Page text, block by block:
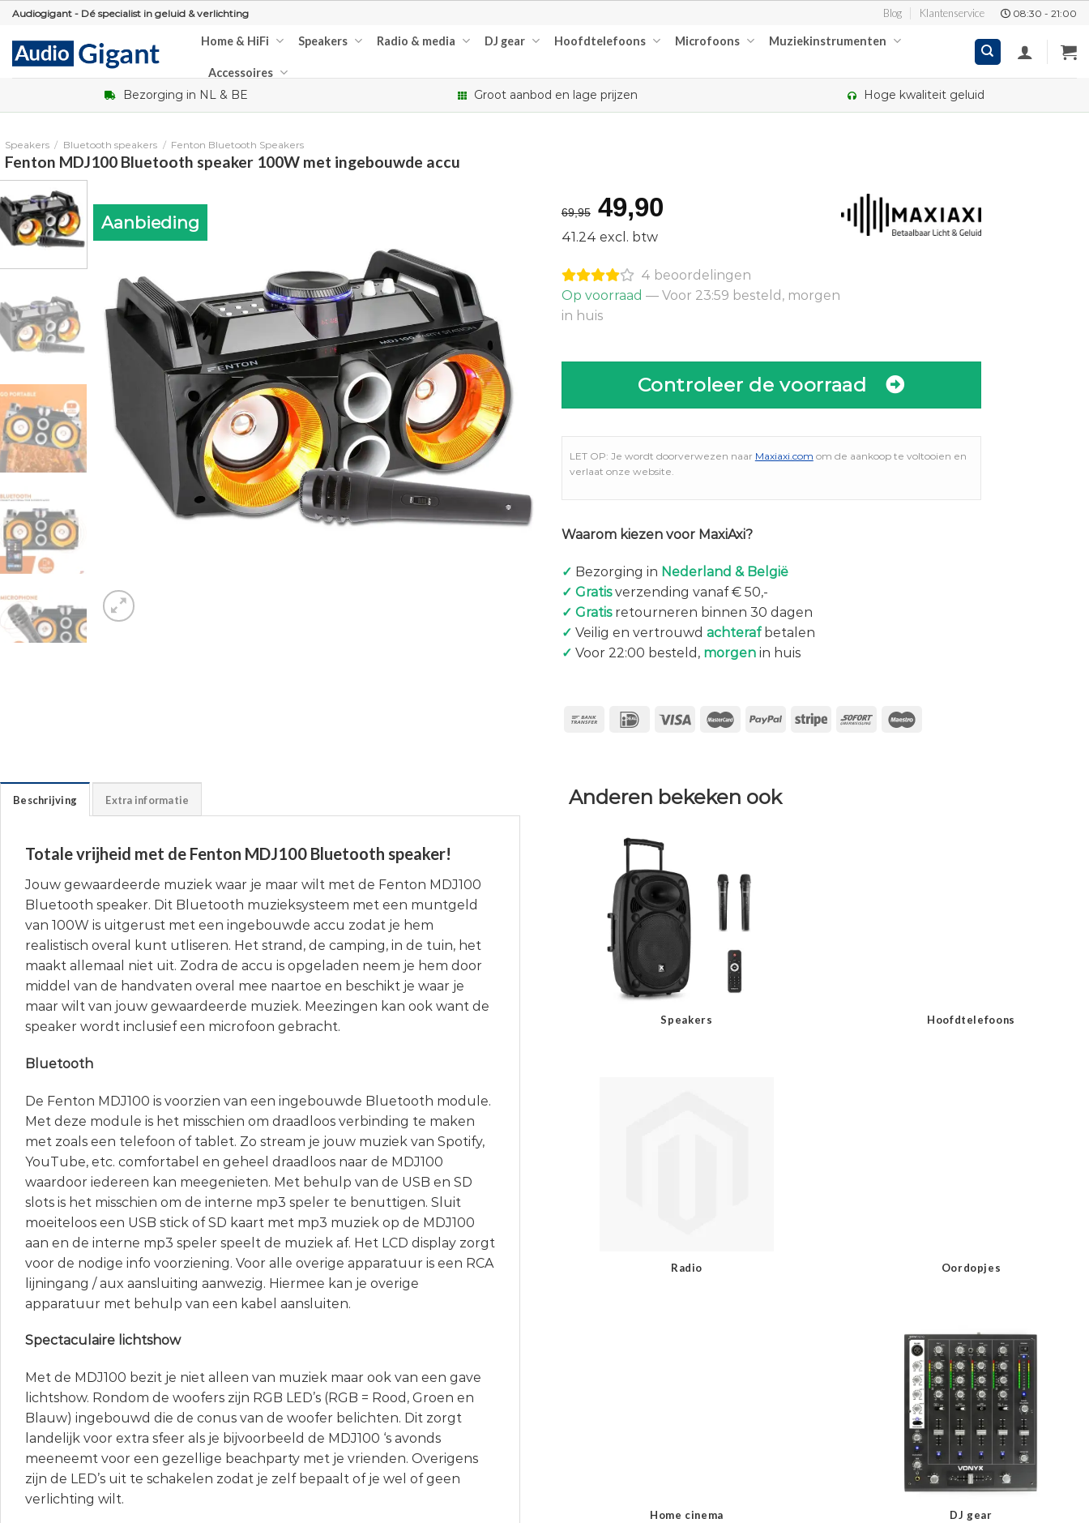
Skip
content
Audiogigant - Dé specialist in geluid & verlichting Blog Klantenservice 08:30 - 21:00
Home & HiFi Speakers Radio & media DJ gear Hoofdtelefoons Microfoons Muziekinstrumenten
Accessoires
Bezorging in NL & BE Groot aanbod en lage prijzen Hoge kwaliteit geluid
Speakers / Bluetooth speakers / Fenton Bluetooth Speakers
Fenton MDJ100 Bluetooth speaker 100W met ingebouwde accu
Aanbieding 69,95 Oorspronkelijke
prijs
was:
€69,95.
49,90Huidige
€49,90.
41.24 excl. btw
4 beoordelingen
Op voorraad — Voor 23:59 besteld, morgen
in huis
Controleer de voorraad
LET OP: Je wordt doorverwezen naar Maxiaxi.com om de aankoop te voltooien en
verlaat onze website.
Waarom kiezen voor MaxiAxi?
✓ Bezorging in Nederland & België
✓ Gratisverzending vanaf € 50,-
✓ Gratisretourneren binnen 30 dagen
✓ Veilig en vertrouwd achterafbetalen
✓ Voor 22:00 besteld, morgenin huis
Beschrijving Extra informatie
Totale vrijheid met de Fenton MDJ100 Bluetooth speaker!
Jouw gewaardeerde muziek waar je maar wilt met de Fenton MDJ100
Bluetooth speaker. Dit Bluetooth muzieksysteem met een muntgeld
van 100W is uitgerust met een ingebouwde accu zodat je hem
realistisch overal kunt utliseren. Het strand, de camping, in de tuin, het
maakt allemaal niet uit. Zodra de accu is opgeladen neem je hem door
middel van de handvaten overal mee naartoe en beschikt je waar je
maar wilt van jouw gewaardeerde muziek. Meezingen kan ook want de
speaker wordt inclusief een microfoon gebracht.
Bluetooth
De Fenton MDJ100 is voorzien van een ingebouwde Bluetooth module.
Met deze module is het misschien om draadloos verbinding te maken
met zoals een telefoon of tablet. Zo stream je jouw muziek van Spotify,
YouTube, etc. comfortabel en geheel draadloos naar de MDJ100
waardoor iedereen kan meegenieten. Met behulp van de USB en SD
slots is het misschien om de interne mp3 speler te benuttigen. Sluit
moeiteloos een USB stick of SD kaart met mp3 muziek op de MDJ100
aan en de interne mp3 speler speelt de muziek af. Het LCD display zorgt
voor de nodige info voorziening. Voor alle overige apparatuur is een RCA
lijningang / aux aansluiting aanwezig. Hiermee kan je overige
apparatuur met behulp van een kabel aansluiten.
Spectaculaire lichtshow
Met de MDJ100 bezit je niet alleen van muziek maar ook van een gave
lichtshow. Rondom de woofers zijn RGB LED’s (RGB = Rood, Groen en
Blauw) ingebouwd die de conus van de woofer belichten. Dit zorgt
landelijk voor extra sfeer als je bijvoorbeeld de MDJ100 ‘s avonds
meeneemt voor een gezellige beachparty met je vrienden. Overigens
zijn de LED’s uit te schakelen zodat je zelf bepaalt of je wel of geen
verlichting wilt.
Anderen bekeken ook
Speakers Hoofdtelefoons
Radio Oordopjes
Home cinema DJ gear